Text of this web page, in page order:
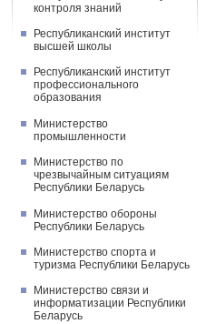
контроля знаний
Республиканский институт
высшей школы
Республиканский институт
профессионального
образования
Министерство
промышленности
Министерство по
чрезвычайным ситуациям
Республики Беларусь
Министерство обороны
Республики Беларусь
Министерство спорта и
туризма Республики Беларусь
Министерство связи и
информатизации Республики
Беларусь